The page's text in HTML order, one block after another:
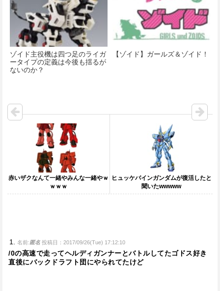
ゾイド主役機は四つ足のライガ
ータイプの定義は今後も揺るが
ないのか？
【ゾイド】ガールズ＆ゾイド！
赤いザクなんて一緒やみんな一緒やｗ
ｗｗｗ
ヒュッケバインガンダムが復活したと
聞いたwwwww
名前:匿名 投稿日：2017/09/26(Tue) 17:12:10
/0の高速で走ってヘルディガンナーとバトルしてたゴドス好き
直後にバックドラフト団にやられてたけど